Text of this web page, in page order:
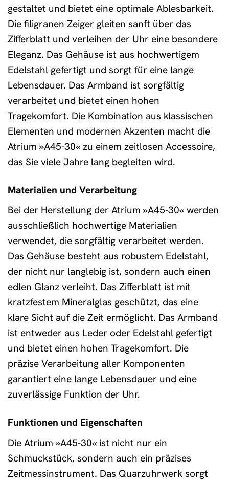
gestaltet und bietet eine optimale Ablesbarkeit.
Die filigranen Zeiger gleiten sanft über das
Zifferblatt und verleihen der Uhr eine besondere
Eleganz. Das Gehäuse ist aus hochwertigem
Edelstahl gefertigt und sorgt für eine lange
Lebensdauer. Das Armband ist sorgfältig
verarbeitet und bietet einen hohen
Tragekomfort. Die Kombination aus klassischen
Elementen und modernen Akzenten macht die
Atrium »A45-30« zu einem zeitlosen Accessoire,
das Sie viele Jahre lang begleiten wird.
Materialien und Verarbeitung
Bei der Herstellung der Atrium »A45-30« werden
ausschließlich hochwertige Materialien
verwendet, die sorgfältig verarbeitet werden.
Das Gehäuse besteht aus robustem Edelstahl,
der nicht nur langlebig ist, sondern auch einen
edlen Glanz verleiht. Das Zifferblatt ist mit
kratzfestem Mineralglas geschützt, das eine
klare Sicht auf die Zeit ermöglicht. Das Armband
ist entweder aus Leder oder Edelstahl gefertigt
und bietet einen hohen Tragekomfort. Die
präzise Verarbeitung aller Komponenten
garantiert eine lange Lebensdauer und eine
zuverlässige Funktion der Uhr.
Funktionen und Eigenschaften
Die Atrium »A45-30« ist nicht nur ein
Schmuckstück, sondern auch ein präzises
Zeitmessinstrument. Das Quarzuhrwerk sorgt